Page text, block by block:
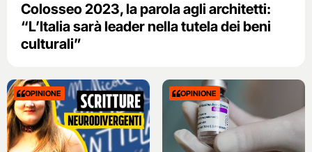
Colosseo 2023, la parola agli architetti:
“L’Italia sarà leader nella tutela dei beni
culturali”
OPINIONE OPINIONE